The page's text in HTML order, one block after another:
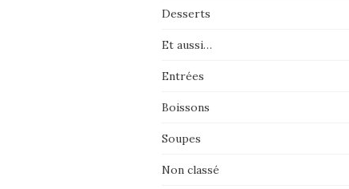
Desserts
Et aussi…
Entrées
Boissons
Soupes
Non classé